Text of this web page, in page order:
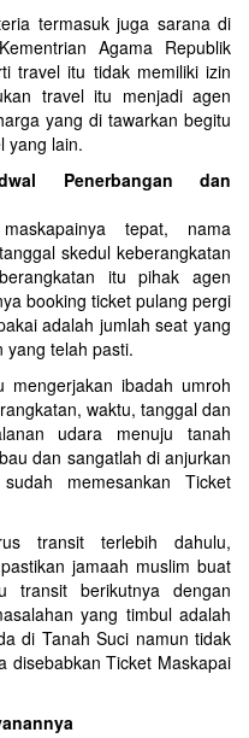
termasuk juga sarana di
Agama Republik
travel itu tidak memiliki izin
travel itu menjadi agen
yang di tawarkan begitu
yang lain.
Penerbangan dan
tepat, nama
skedul keberangkatan
itu pihak agen
booking ticket pulang pergi
adalah jumlah seat yang
yang telah pasti.
mengerjakan ibadah umroh
waktu, tanggal dan
udara menuju tanah
dan sangatlah di anjurkan
memesankan Ticket
transit terlebih dahulu,
jamaah muslim buat
transit berikutnya dengan
yang timbul adalah
di Tanah Suci namun tidak
disebabkan Ticket Maskapai